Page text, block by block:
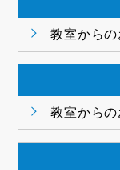
教室から
教室から